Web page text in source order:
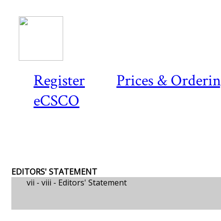
Register
Prices &
eCSCO
EDITORS' STATEMENT
vii - viii - Editors' Statement